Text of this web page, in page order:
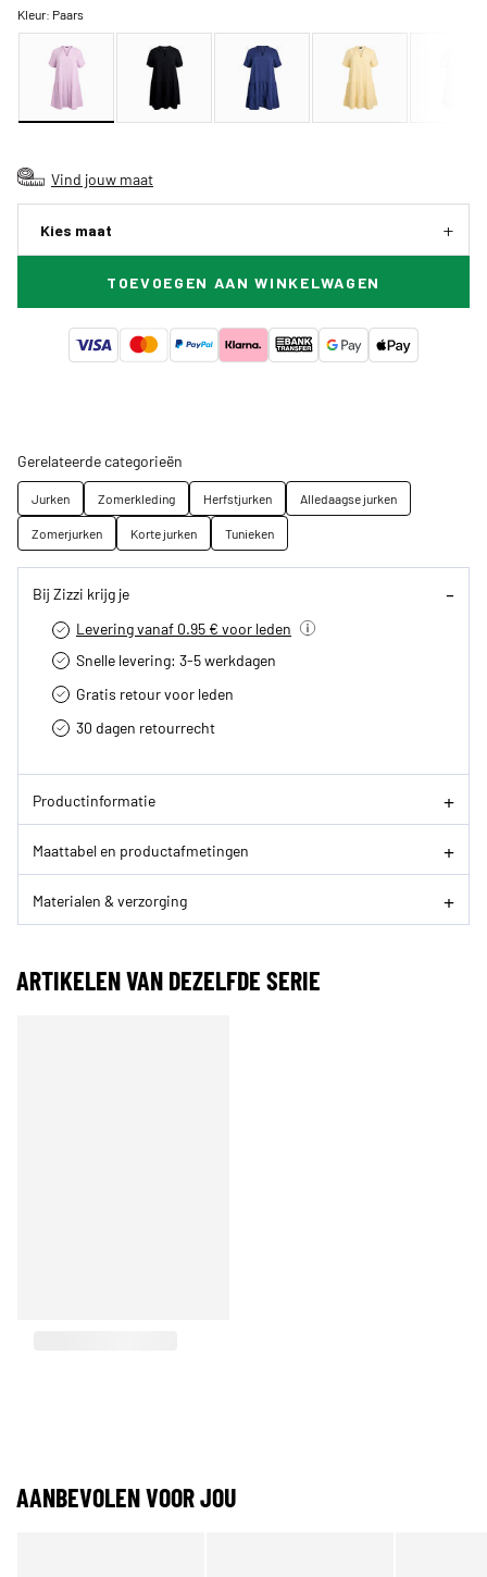
Kleur: Paars
Vind jouw maat
Kies maat
TOEVOEGEN AAN WINKELWAGEN
Gerelateerde categorieën
Jurken Zomerkleding Herfstjurken
Alledaagse jurken
Zomerjurken
Korte jurken Tunieken
Bij Zizzi krijg je
Levering vanaf 0.95 € voor leden
Snelle levering: 3-5 werkdagen
Gratis retour voor leden
30 dagen retourrecht­
Productinformatie
Maattabel en productafmetingen
Materialen & verzorging
ARTIKELEN VAN DEZELFDE SERIE
AANBEVOLEN VOOR JOU